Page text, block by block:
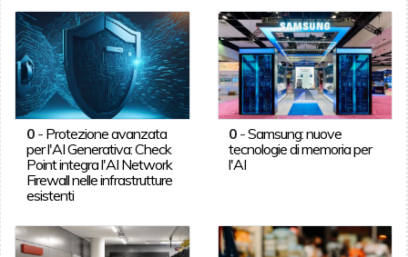
0- Protezione avanzata
per l'AI Generativa: Check
Point integra l'AI Network
Firewall nelle infrastrutture
esistenti
0 -Samsung: nuove
tecnologie di memoria per
l'AI